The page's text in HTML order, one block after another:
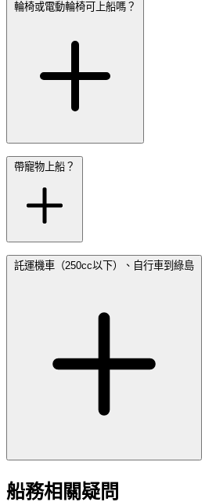
輪椅或電動輪椅可上船嗎？
帶寵物上船？
託運機車（250cc以下）、自行車到綠島
船務相關疑問